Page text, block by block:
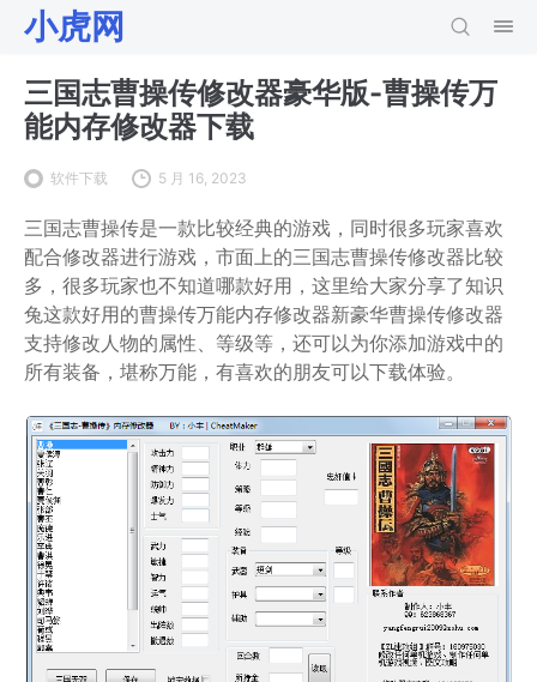
小虎网
三国志曹操传修改器豪华版-曹操传万
能内存修改器下载
软件下载 5 月 16, 2023
三国志曹操传是一款比较经典的游戏，同时很多玩家喜欢
配合修改器进行游戏，市面上的三国志曹操传修改器比较
多，很多玩家也不知道哪款好用，这里给大家分享了知识
兔这款好用的曹操传万能内存修改器新豪华曹操传修改器
支持修改人物的属性、等级等，还可以为你添加游戏中的
所有装备，堪称万能，有喜欢的朋友可以下载体验。